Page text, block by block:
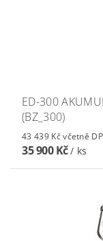
ED-300
(BZ_300)
43 439 Kč včetně
35 900 Kč/ ks